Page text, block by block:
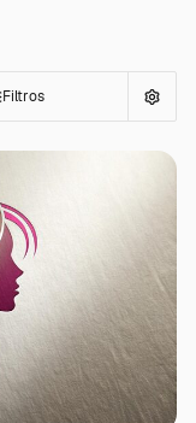
Filtros